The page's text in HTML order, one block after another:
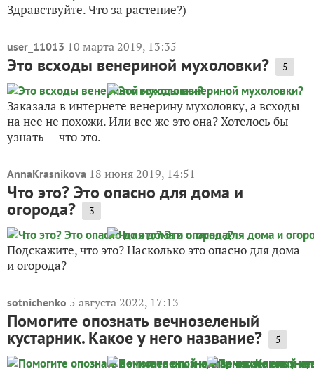
Здравствуйте. Что за растение?)
user_11013 10 марта 2019, 13:35
Это всходы венериной мухоловки? 5
Заказала в интернете венерину мухоловку, а всходы
на нее не похожи. Или все же это она? Хотелось бы
узнать — что это.
AnnaKrasnikova 18 июня 2019, 14:51
Что это? Это опасно для дома и
огорода? 3
Подскажите, что это? Насколько это опасно для дома
и огорода?
sotnichenko 5 августа 2022, 17:13
Помогите опознать вечнозеленый
кустарник. Какое у него название? 5